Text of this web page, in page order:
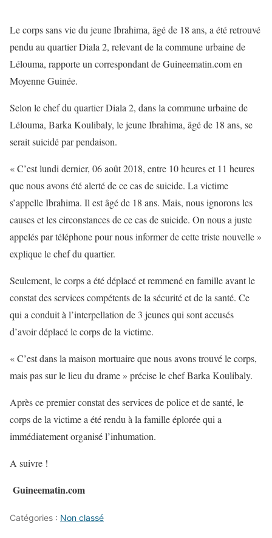
Le corps sans vie du jeune Ibrahima, âgé de 18 ans, a été retrouvé
pendu au quartier Diala 2, relevant de la commune urbaine de
Lélouma, rapporte un correspondant de Guineematin.com en
Moyenne Guinée.
Selon le chef du quartier Diala 2, dans la commune urbaine de
Lélouma, Barka Koulibaly, le jeune Ibrahima, âgé de 18 ans, se
serait suicidé par pendaison.
« C’est lundi dernier, 06 août 2018, entre 10 heures et 11 heures
que nous avons été alerté de ce cas de suicide. La victime
s’appelle Ibrahima. Il est âgé de 18 ans. Mais, nous ignorons les
causes et les circonstances de ce cas de suicide. On nous a juste
appelés par téléphone pour nous informer de cette triste nouvelle »
explique le chef du quartier.
Seulement, le corps a été déplacé et remmené en famille avant le
constat des services compétents de la sécurité et de la santé. Ce
qui a conduit à l’interpellation de 3 jeunes qui sont accusés
d’avoir déplacé le corps de la victime.
« C’est dans la maison mortuaire que nous avons trouvé le corps,
mais pas sur le lieu du drame » précise le chef Barka Koulibaly.
Après ce premier constat des services de police et de santé, le
corps de la victime a été rendu à la famille éplorée qui a
immédiatement organisé l’inhumation.
A suivre !
Guineematin.com
Catégories : Non classé